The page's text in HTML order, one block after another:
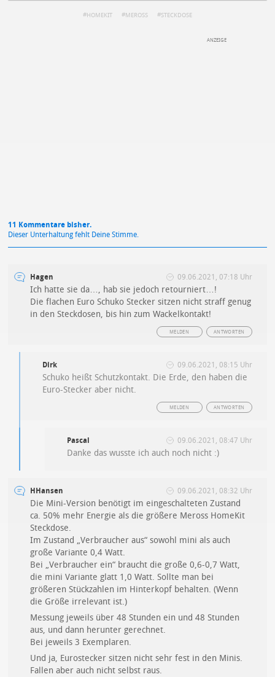
HOMEKIT MEROSS STECKDOSE
11 Kommentare bisher.
Dieser Unterhaltung fehlt Deine Stimme.
Hagen 09.06.2021, 07:18 Uhr
Ich hatte sie da…, hab sie jedoch retourniert…!
Die flachen Euro Schuko Stecker sitzen nicht straff genug
in den Steckdosen, bis hin zum Wackelkontakt!
ANTWORTEN
MELDEN
Dirk 09.06.2021, 08:15 Uhr
Schuko heißt Schutzkontakt. Die Erde, den haben die
Euro-Stecker aber nicht.
ANTWORTEN
MELDEN
Pascal 09.06.2021, 08:47 Uhr
Danke das wusste ich auch noch nicht :)
HHansen 09.06.2021, 08:32 Uhr
Die Mini-Version benötigt im eingeschalteten Zustand
ca. 50% mehr Energie als die größere Meross HomeKit
Steckdose.
Im Zustand „Verbraucher aus“ sowohl mini als auch
große Variante 0,4 Watt.
Bei „Verbraucher ein“ braucht die große 0,6-0,7 Watt,
die mini Variante glatt 1,0 Watt. Sollte man bei
größeren Stückzahlen im Hinterkopf behalten. (Wenn
die Größe irrelevant ist.)
Messung jeweils über 48 Stunden ein und 48 Stunden
aus, und dann herunter gerechnet.
Bei jeweils 3 Exemplaren.
Und ja, Eurostecker sitzen nicht sehr fest in den Minis.
Fallen aber auch nicht selbst raus.